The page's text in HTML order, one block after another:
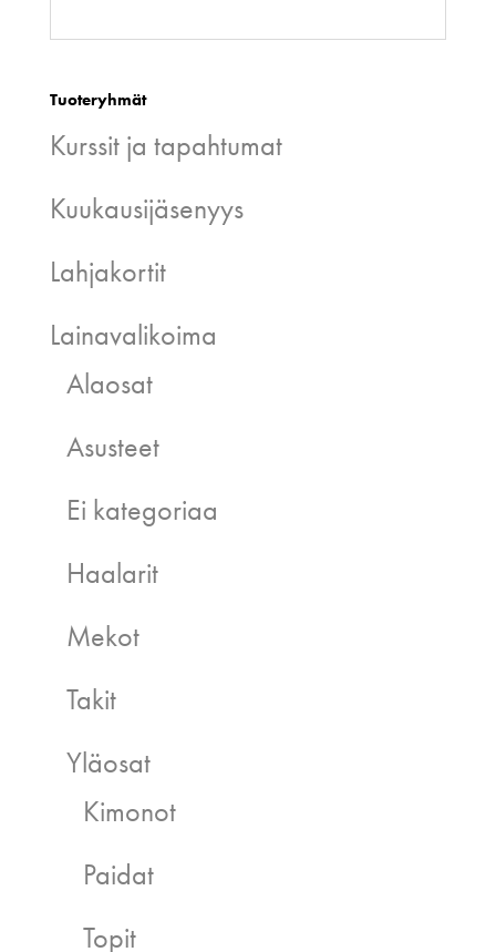
Tuoteryhmät
Kurssit ja tapahtumat
Kuukausijäsenyys
Lahjakortit
Lainavalikoima
Alaosat
Asusteet
Ei kategoriaa
Haalarit
Mekot
Takit
Yläosat
Kimonot
Paidat
Topit